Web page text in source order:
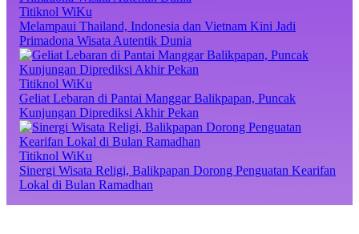
Titiknol WiKu
Melampaui Thailand, Indonesia dan Vietnam Kini Jadi
Primadona Wisata Autentik Dunia
Titiknol WiKu
Geliat Lebaran di Pantai Manggar Balikpapan, Puncak
Kunjungan Diprediksi Akhir Pekan
Titiknol WiKu
Sinergi Wisata Religi, Balikpapan Dorong Penguatan Kearifan
Lokal di Bulan Ramadhan